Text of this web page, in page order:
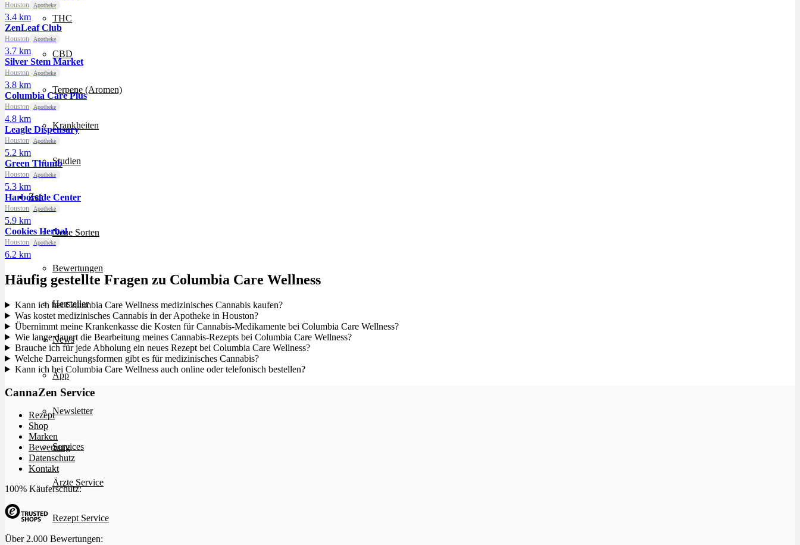
THC
CBD
Terpene (Aromen)
Krankheiten
Studien
Zen
Neue Sorten
Bewertungen
Hersteller
News
App
Newsletter
Services
Ärzte Service
Rezept Service
Houston Apotheke
3.4 km
ZenLeaf Club
Houston Apotheke
3.7 km
Silver Stem Market
Houston Apotheke
3.8 km
Columbia Care Plus
Houston Apotheke
4.8 km
Leagle Dispensary
Houston Apotheke
5.2 km
Green Thumb
Houston Apotheke
5.3 km
Harborside Center
Houston Apotheke
5.9 km
Cookies Herbal
Houston Apotheke
6.2 km
Häufig gestellte Fragen zu Columbia Care Wellness
Kann ich bei Columbia Care Wellness medizinisches Cannabis kaufen?
Was kostet medizinisches Cannabis in der Apotheke in Houston?
Übernimmt meine Krankenkasse die Kosten für Cannabis-Medikamente bei Columbia Care Wellness?
Wie lange dauert die Bearbeitung meines Cannabis-Rezepts bei Columbia Care Wellness?
Brauche ich für jede Abholung ein neues Rezept bei Columbia Care Wellness?
Welche Darreichungsformen gibt es für medizinisches Cannabis?
Kann ich bei Columbia Care Wellness auch online oder telefonisch bestellen?
CannaZen Service
Rezept
Shop
Marken
Bewertung
Datenschutz
Kontakt
100% Käuferschutz:
Über 2.000 Bewertungen: